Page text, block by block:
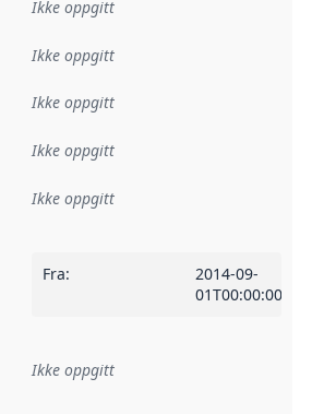
Ikke oppgitt
Ikke oppgitt
Ikke oppgitt
Ikke oppgitt
:
Ikke oppgitt
Fra:
2014-09-
01T00:00:00Z
Referanse til en implementasjonsregel
Ikke oppgitt